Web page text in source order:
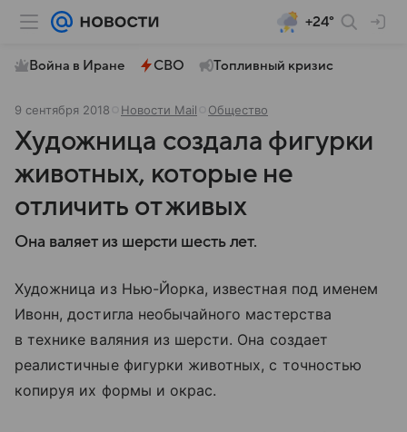
+24°
Война в Иране СВО Топливный кризис
9 сентября 2018 Новости Mail Общество
Художница создала фигурки
животных, которые не
отличить от живых
Она валяет из шерсти шесть лет.
Художница из Нью-Йорка, известная под именем
Ивонн, достигла необычайного мастерства
в технике валяния из шерсти. Она создает
реалистичные фигурки животных, с точностью
копируя их формы и окрас.